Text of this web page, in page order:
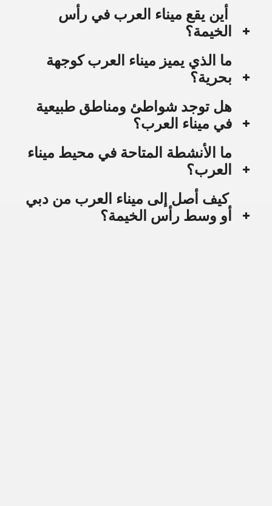
أين يقع ميناء العرب في رأس
الخيمة؟
ما الذي يميز ميناء العرب كوجهة
بحرية؟
هل توجد شواطئ ومناطق طبيعية
في ميناء العرب؟
ما الأنشطة المتاحة في محيط ميناء
العرب؟
كيف أصل إلى ميناء العرب من دبي
أو وسط رأس الخيمة؟